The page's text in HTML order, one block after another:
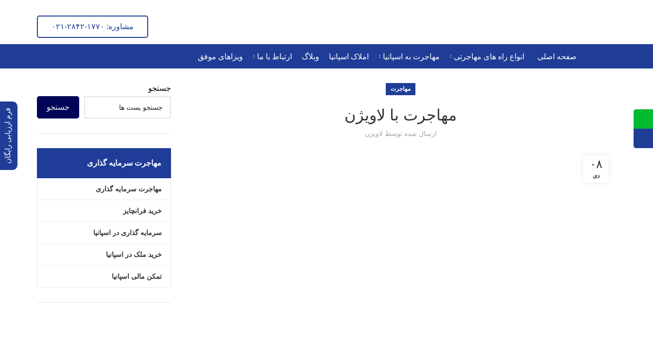
مشاوره: ۱۷۷۰-۲۸۴۲-۰۲۱
صفحه اصلی انواع راه های مهاجرتی مهاجرت به اسپانیا املاک اسپانیا وبلاگ ارتباط با ما ویزاهای موفق
مهاجرت
مهاجرت با لاویژن
ارسال شده توسط لاویژن
۰۸
دی
جستجو
جستجو
مهاجرت سرمایه گذاری
مهاجرت سرمایه گذاری
خرید فرانچایز
سرمایه گذاری در اسپانیا
خرید ملک در اسپانیا
تمکن مالی اسپانیا
فرم ارزیابی رایگان